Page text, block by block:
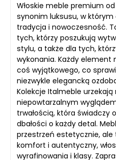
Włoskie meble premium
synonim luksusu, w którym
tradycja i nowoczesność.
tych, którzy poszukują
stylu, a także dla tych,
wykonania. Każdy
coś wyjątkowego, co
niezwykle elegancką
Kolekcje Italmeble
niepowtarzalnym
trwałością, która świadczy
dbałości o każdy detal.
przestrzeń estetycznie, ale
komfort i autentyczny,
wyrafinowania i klasy.